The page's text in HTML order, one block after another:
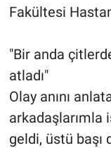
Fakültesi
"Bir anda
atladı"
Olay anını
arkadaşlarımla
geldi, üstü başı